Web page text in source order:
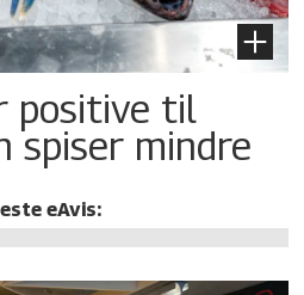
positive til
spiser mindre
eAvis: